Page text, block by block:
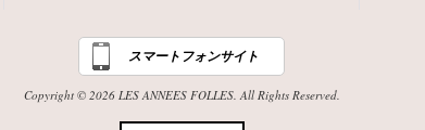
スマートフォンサイト
Copyright © 2026 LES ANNEES FOLLES. All Rights Reserved.